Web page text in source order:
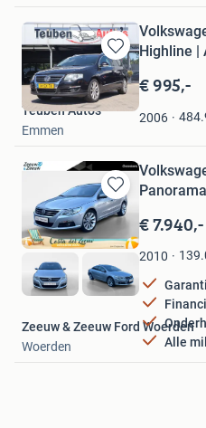
Bewaren
in
Mijn
Favorieten
Highline |
€ 995,-
2006
Teuben Auto's
Emmen
Bewaren
in
Mijn
Favorieten
€ 7.940,-
2010
Alle
Zeeuw & Zeeuw Ford Woerden
Woerden